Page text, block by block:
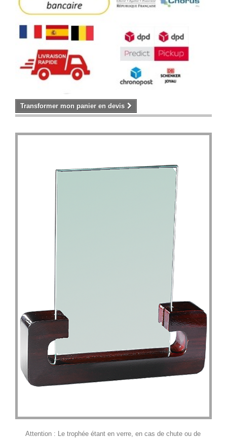
Transformer mon panier en devis
Attention : Le trophée étant en verre, en cas de chute ou de